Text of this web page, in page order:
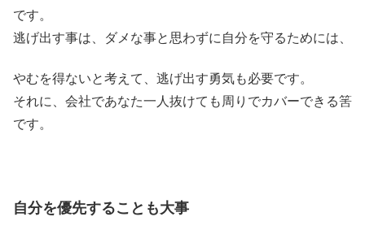
です。
逃げ出す事は、ダメな事と思わずに自分を守るためには、
やむを得ないと考えて、逃げ出す勇気も必要です。
それに、会社であなた一人抜けても周りでカバーできる筈
です。
自分を優先することも大事